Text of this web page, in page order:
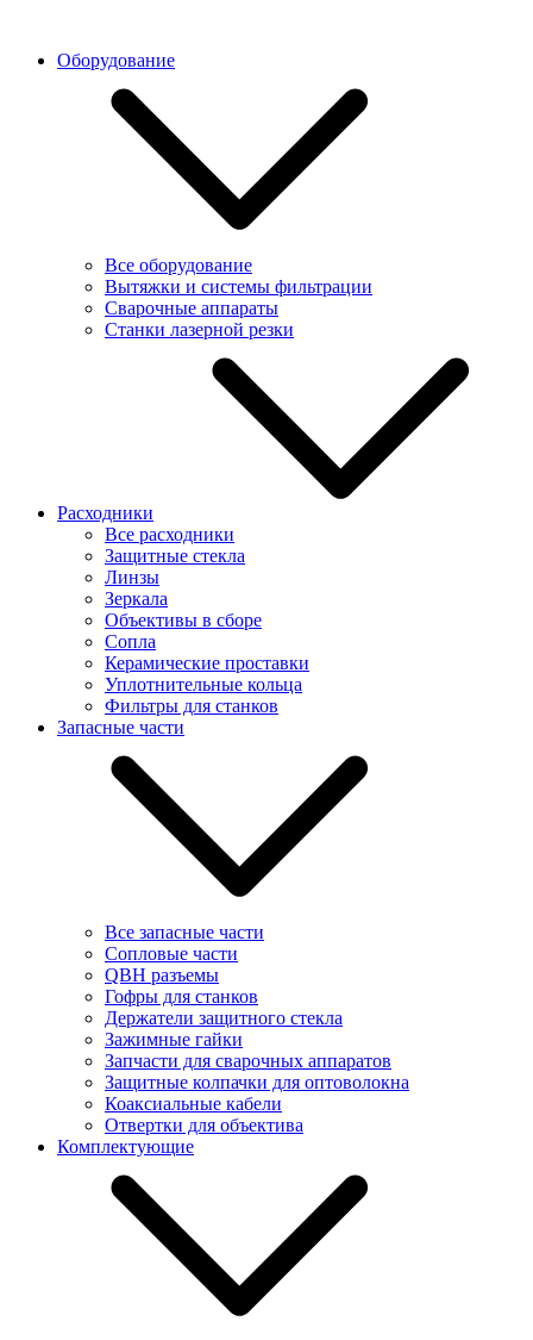
Оборудование
Все оборудование
Вытяжки и системы фильтрации
Сварочные аппараты
Станки лазерной резки
Расходники
Все расходники
Защитные стекла
Линзы
Зеркала
Объективы в сборе
Сопла
Керамические проставки
Уплотнительные кольца
Фильтры для станков
Запасные части
Все запасные части
Сопловые части
QBH разъемы
Гофры для станков
Держатели защитного стекла
Зажимные гайки
Запчасти для сварочных аппаратов
Защитные колпачки для оптоволокна
Коаксиальные кабели
Отвертки для объектива
Комплектующие